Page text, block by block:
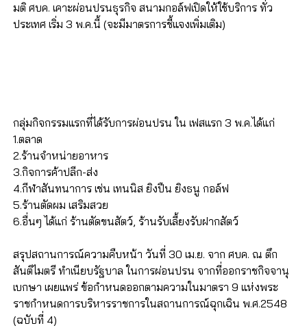
มติ ศบค. เคาะผ่อนปรนธุรกิจ สนามกอล์ฟเปิดให้ใช้บริการ ทั่ว
ประเทศ เริ่ม 3 พ.ค.นี้ (จะมีมาตรการชี้แจงเพิ่มเติม)
กลุ่มกิจกรรมแรกที่ได้รับการผ่อนปรน ใน เฟสแรก 3 พ.ค.ได้แก่
1.ตลาด
2.ร้านจำหน่ายอาหาร
3.กิจการค้าปลีก-ส่ง
4.กีฬาสันทนาการ เช่น เทนนิส ยิงปืน ยิงธนู กอล์ฟ
5.ร้านตัดผม เสริมสวย
6.อื่นๆ ได้แก่ ร้านตัดขนสัตว์, ร้านรับเลี้ยงรับฝากสัตว์
สรุปสถานการณ์ความคืบหน้า วันที่ 30 เม.ย. จาก ศบค. ณ ตึก
สันติไมตรี ทำเนียบรัฐบาล ในการผ่อนปรน จากที่ออกราชกิจจานุ
เบกษา เผยแพร่ ข้อกำหนดออกตามความในมาตรา 9 แห่งพระ
ราชกำหนดการบริหารราชการในสถานการณ์ฉุกเฉิน พ.ศ.2548
(ฉบับที่ 4)